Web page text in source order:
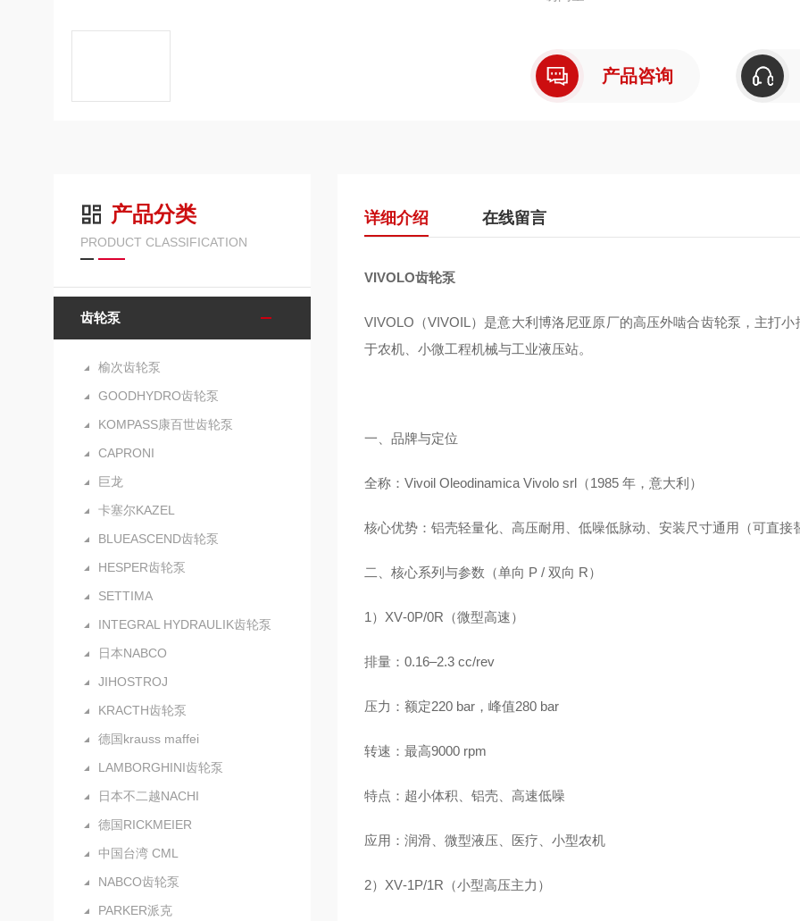
核心优势：铝壳轻量化、高压耐用、低噪低
产品咨询
产品分类
PRODUCT CLASSIFICATION
齿轮泵
榆次齿轮泵
GOODHYDRO齿轮泵
KOMPASS康百世齿轮泵
CAPRONI
巨龙
卡塞尔KAZEL
BLUEASCEND齿轮泵
HESPER齿轮泵
SETTIMA
INTEGRAL HYDRAULIK齿轮泵
日本NABCO
JIHOSTROJ
KRACTH齿轮泵
德国krauss maffei
LAMBORGHINI齿轮泵
日本不二越NACHI
德国RICKMEIER
中国台湾 CML
NABCO齿轮泵
PARKER派克
详细介绍 在线留言
VIVOLO齿轮泵
VIVOLO（VIVOIL）是意大利博洛尼亚原厂的高压外啮合齿轮泵，主打
于农机、小微工程机械与工业液压站。
一、品牌与定位
全称：Vivoil Oleodinamica Vivolo srl（1985 年，意大利）
核心优势：铝壳轻量化、高压耐用、低噪低脉动、安装尺寸通用（可直接
二、核心系列与参数（单向 P / 双向 R）
1）XV‑0P/0R（微型高速）
排量：0.16–2.3 cc/rev
压力：额定220 bar，峰值280 bar
转速：最高9000 rpm
特点：超小体积、铝壳、高速低噪
应用：润滑、微型液压、医疗、小型农机
2）XV‑1P/1R（小型高压主力）